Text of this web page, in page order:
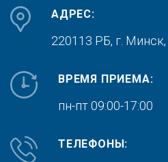
АДРЕС:
220113 РБ, г. Минск,
ВРЕМЯ ПРИЕМА:
пн-пт 09:00-17:00
ТЕЛЕФОНЫ: